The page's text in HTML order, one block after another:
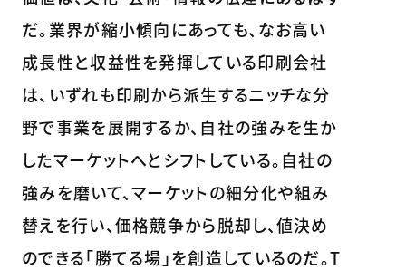
だ。業界が縮小傾向にあっても、なお高い
成長性と収益性を発揮している印刷会社
は、いずれも印刷から派生するニッチな分
野で事業を展開するか、自社の強みを生か
したマーケットへとシフトしている。自社の
強みを磨いて、マーケットの細分化や組み
替えを行い、価格競争から脱却し、値決め
のできる「勝てる場」を創造しているのだ。T